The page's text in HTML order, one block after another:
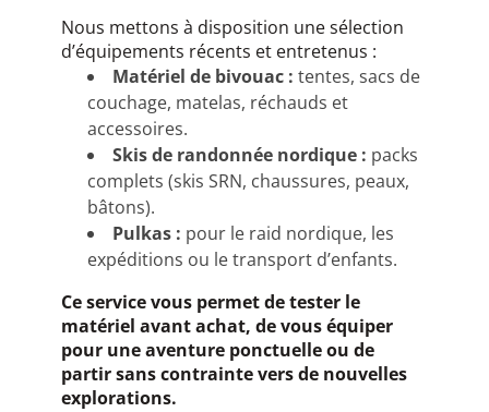
Nous mettons à disposition une sélection
d’équipements récents et entretenus :
Matériel de bivouac : tentes, sacs de
couchage, matelas, réchauds et
accessoires.
Skis de randonnée nordique : packs
complets (skis SRN, chaussures, peaux,
bâtons).
Pulkas : pour le raid nordique, les
expéditions ou le transport d’enfants.
Ce service vous permet de tester le
matériel avant achat, de vous équiper
pour une aventure ponctuelle ou de
partir sans contrainte vers de nouvelles
explorations.